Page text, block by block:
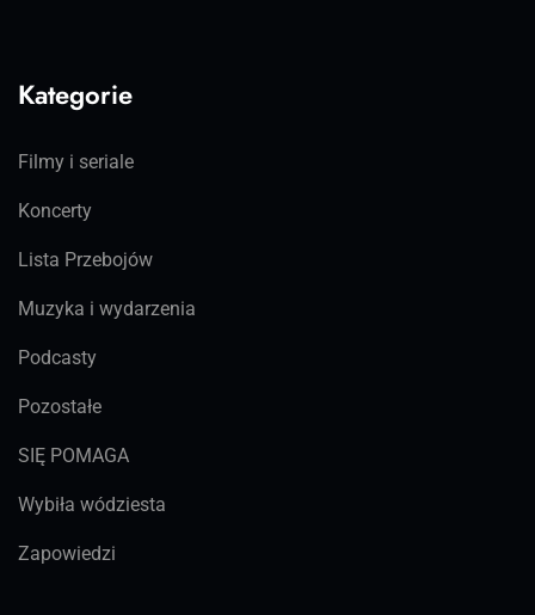
Kategorie
Filmy i seriale
Koncerty
Lista Przebojów
Muzyka i wydarzenia
Podcasty
Pozostałe
SIĘ POMAGA
Wybiła wódziesta
Zapowiedzi